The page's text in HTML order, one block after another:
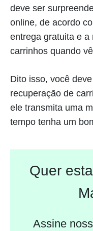
deve ser
online, de acordo
entrega gratuita e a
carrinhos quando
Dito isso, você
recuperação de
ele transmita uma
tempo tenha um
Quer
Assine